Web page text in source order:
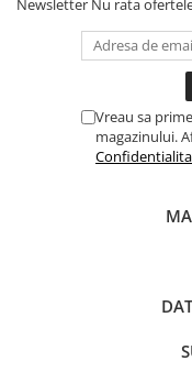
Newsletter Nu rata
Vreau sa
magazinului.